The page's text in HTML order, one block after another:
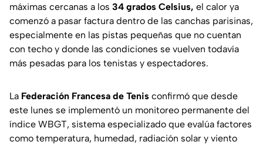
máximas cercanas a los 34 grados Celsius, el calor ya
comenzó a pasar factura dentro de las canchas parisinas,
especialmente en las pistas pequeñas que no cuentan
con techo y donde las condiciones se vuelven todavía
más pesadas para los tenistas y espectadores.
La Federación Francesa de Tenis confirmó que desde
este lunes se implementó un monitoreo permanente del
índice WBGT, sistema especializado que evalúa factores
como temperatura, humedad, radiación solar y viento